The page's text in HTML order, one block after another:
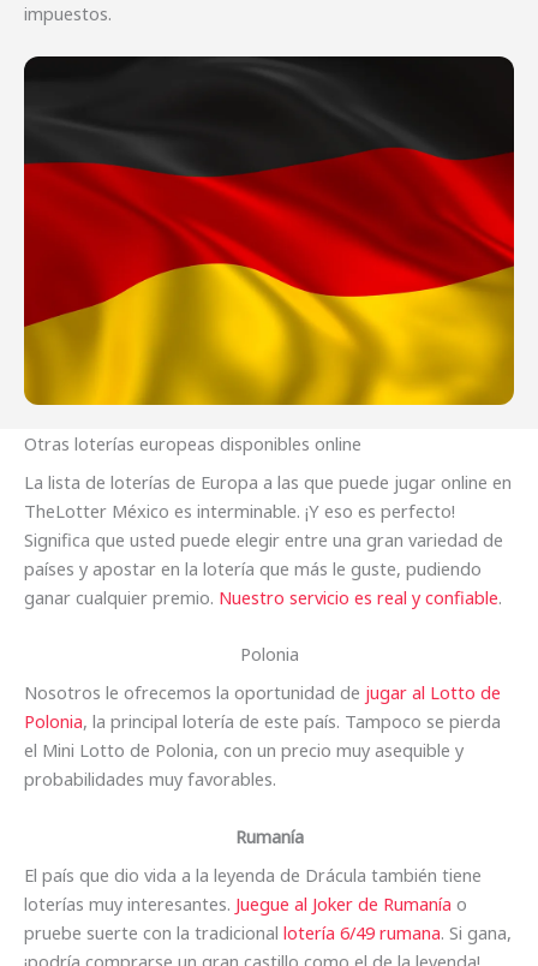
impuestos.
Otras loterías europeas disponibles online
La lista de loterías de Europa a las que puede jugar online en
TheLotter México es interminable. ¡Y eso es perfecto!
Significa que usted puede elegir entre una gran variedad de
países y apostar en la lotería que más le guste, pudiendo
ganar cualquier premio. Nuestro servicio es real y confiable.
Polonia
Nosotros le ofrecemos la oportunidad de jugar al Lotto de
Polonia, la principal lotería de este país. Tampoco se pierda
el Mini Lotto de Polonia, con un precio muy asequible y
probabilidades muy favorables.
Rumanía
El país que dio vida a la leyenda de Drácula también tiene
loterías muy interesantes. Juegue al Joker de Rumanía o
pruebe suerte con la tradicional lotería 6/49 rumana. Si gana,
¡podría comprarse un gran castillo como el de la leyenda!